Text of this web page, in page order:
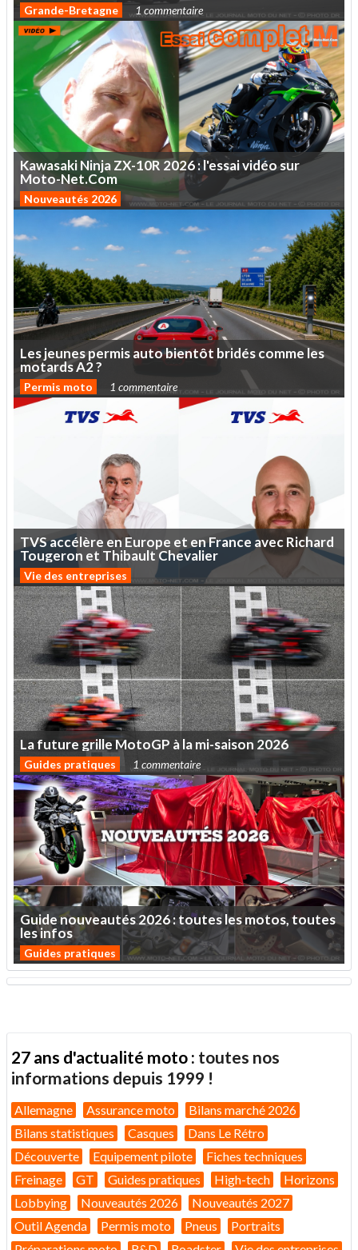
Grande-Bretagne 1 commentaire
KawasakiNinjaZX-10R2026:l'essaividéosur
Moto-Net.Com
Nouveautés 2026
Lesjeunespermisautobientôt bridéscommeles
motardsA2?
Permis moto 1 commentaire
TVSaccélère enEurope et enFrance avecRichard
Tougeron et Thibault Chevalier
Vie des entreprises
Lafuturegrille MotoGP àlami-saison 2026
Guides pratiques 1 commentaire
Guidenouveautés2026:touteslesmotos,toutes
lesinfos
Guides pratiques
27 ans d'actualité moto : toutes nos
informations depuis 1999 !
Allemagne Assurance moto
Bilans marché 2026
Bilans statistiques
Casques
Dans Le Rétro
Découverte
Equipement pilote
Fiches techniques
Freinage
GT Guides pratiques High-tech
Horizons
Lobbying
Nouveautés 2026
Nouveautés 2027
Outil Agenda
Permis moto Pneus
Portraits